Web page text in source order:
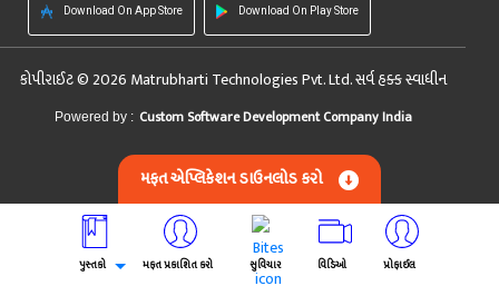
Download On App Store Download On Play Store
કોપીરાઈટ © 2026 Matrubharti Technologies Pvt. Ltd. સર્વ હક્ક સ્વાધીન
Powered by : Custom Software Development Company India
મફત એપ્લિકેશન ડાઉનલોડ કરો
પુસ્તકો મફત પ્રકાશિત કરો સુવિચાર વિડિઓ પ્રોફાઈલ